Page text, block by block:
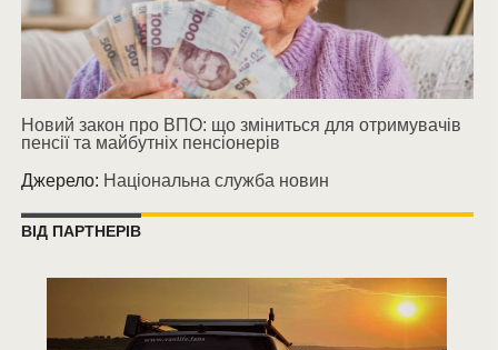
Новий закон про ВПО: що зміниться для отримувачів
пенсії та майбутніх пенсіонерів
Джерело: Національна служба новин
ВІД ПАРТНЕРІВ